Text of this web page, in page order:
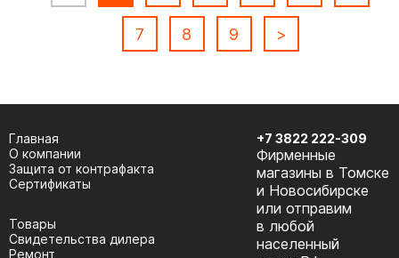
7 8 9 >
Главная
О компании
Защита от контрафакта
Сертификаты
Товары
Cвидетельства дилера
Ремонт
+7 3822 222-309
Фирменные
магазины в Томске
и Новосибирске
или отправим
в любой
населенный